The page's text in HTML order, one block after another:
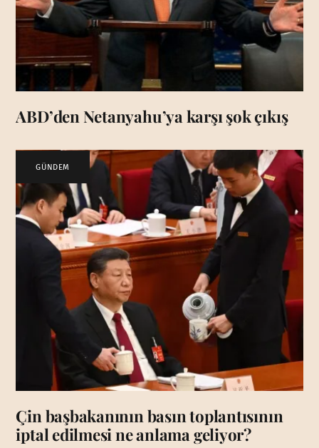
ABD’den Netanyahu’ya karşı şok çıkış
GÜNDEM
Çin başbakanının basın toplantısının
iptal edilmesi ne anlama geliyor?